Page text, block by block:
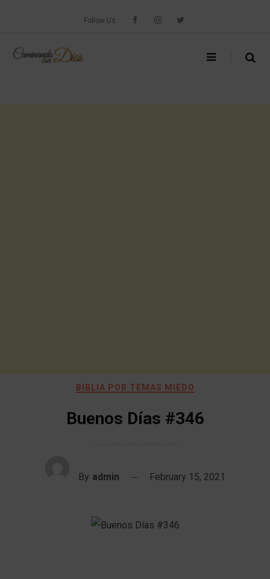
Follow Us
BIBLIA POR TEMAS MIEDO
Buenos Días #346
By admin February 15, 2021